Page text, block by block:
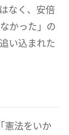
なく、安倍
かった」の
い込まれた
憲法をいか